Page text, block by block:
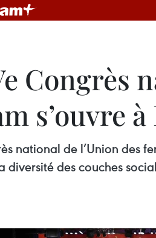
Congrès
s’ouvre
national de l’Union des
diversité des couches